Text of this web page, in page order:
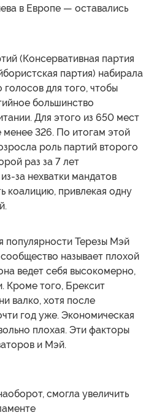
в Европе — оставались
(Консервативная партия
партия) набирала
для того, чтобы
большинство
Для этого из 650 мест
менее 326. По итогам этой
роль партий второго
раз за 7 лет
за нехватки мандатов
коалицию, привлекая одну
популярности Терезы Мэй
называет плохой
ведет себя высокомерно,
Кроме того, Брексит
валко, хотя после
год уже. Экономическая
плохая. Эти факторы
и Мэй.
смогла увеличить